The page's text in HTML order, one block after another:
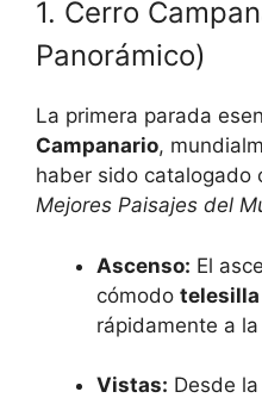
1. Cerro
Panorámico)
La primera parada
Campanario,
haber sido catalogado
Mejores Paisajes del
Ascenso: El
cómodo telesilla
rápidamente a
Vistas: Desde